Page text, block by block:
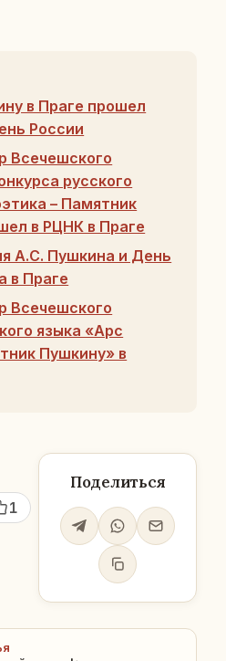
в Праге прошел
России
Всечешского
русского
– Памятник
в РЦНК в Праге
А.С. Пушкина и День
в Праге
Всечешского
языка «Арс
Пушкину» в
1
Поделиться